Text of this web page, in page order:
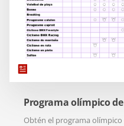
Programa olímpico
Obtén el programa olímpico